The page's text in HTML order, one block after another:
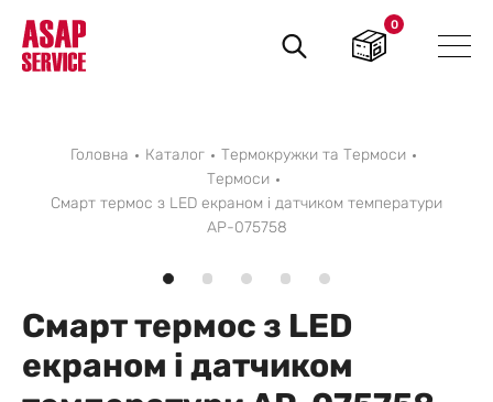
Пошук
товарів
0
Головна Каталог
Термокружки та Термоси
Термоси
Смарт термос з LED екраном і датчиком температури
AP-075758
Смарт термос з LED
екраном і датчиком